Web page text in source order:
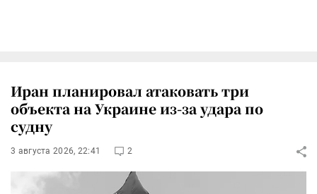
Иран планировал атаковать три
объекта на Украине из-за удара по
судну
3 августа 2026, 22:41 2